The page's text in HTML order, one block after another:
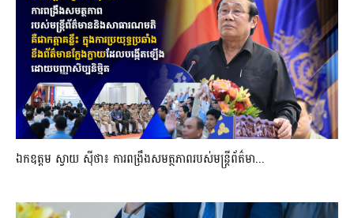
ឯកឧត្តម ស្វាយ ស៊ីថា៖ ការពង្រឹងសមត្ថភាពរបស់មន្ត្រីព័ត៌មា...